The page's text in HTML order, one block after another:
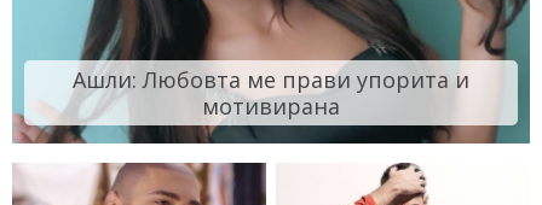
Ашли: Любовта ме прави упорита и
мотивирана